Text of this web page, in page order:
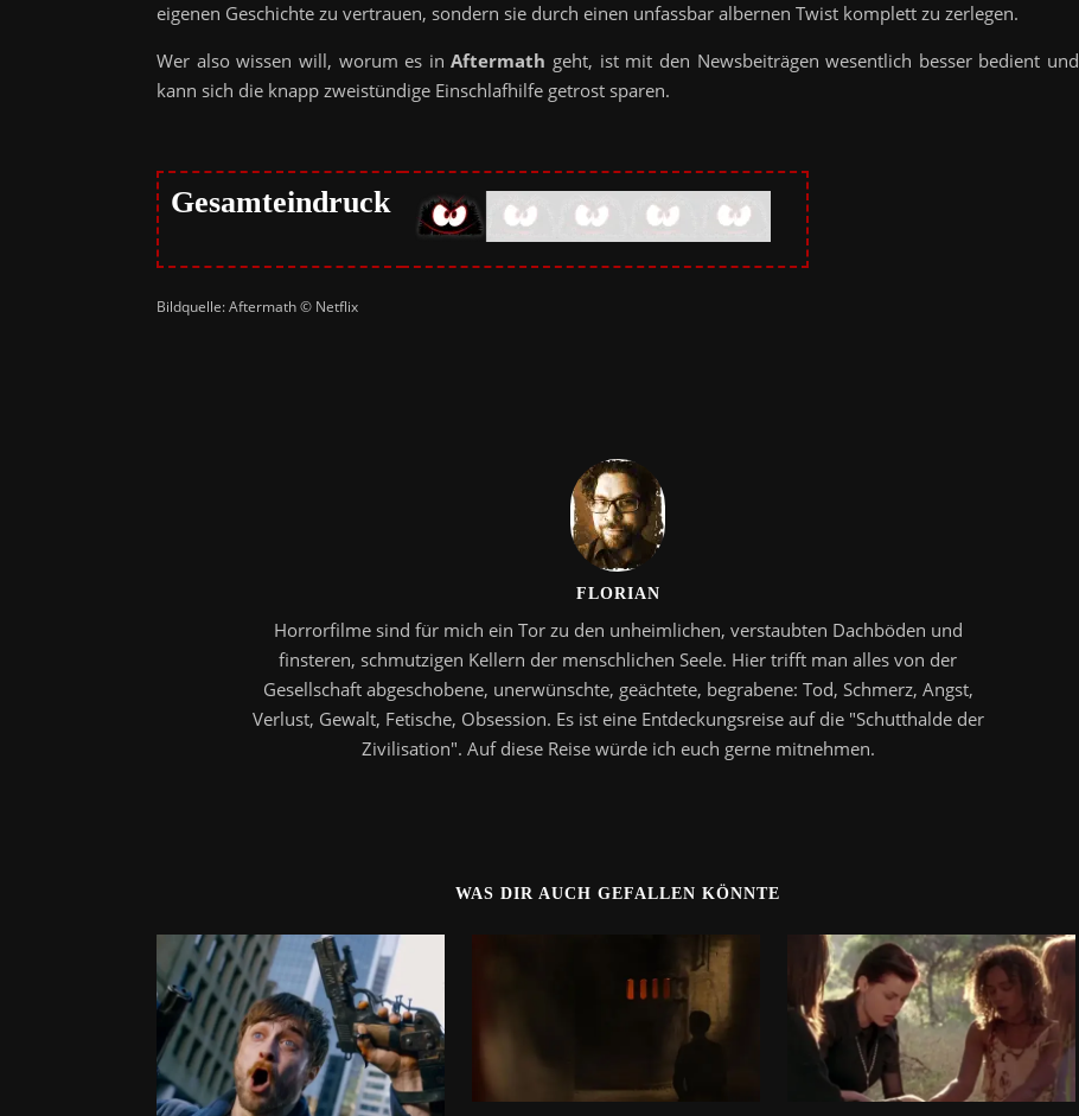
eigenen Geschichte zu vertrauen, sondern sie durch einen unfassbar albernen Twist komplett zu zerlegen.
Wer also wissen will, worum es inAftermath geht, ist mit den Newsbeiträgen wesentlich besser bedient und
kann sich die knapp zweistündige Einschlafhilfe getrost sparen.
Gesamteindruck
Bildquelle: Aftermath © Netflix
FLORIAN
Horrorfilme sind für mich ein Tor zu den unheimlichen, verstaubten Dachböden und
finsteren, schmutzigen Kellern der menschlichen Seele. Hier trifft man alles von der
Gesellschaft abgeschobene, unerwünschte, geächtete, begrabene: Tod, Schmerz, Angst,
Verlust, Gewalt, Fetische, Obsession. Es ist eine Entdeckungsreise auf die "Schutthalde der
Zivilisation". Auf diese Reise würde ich euch gerne mitnehmen.
WAS DIR AUCH GEFALLEN KÖNNTE